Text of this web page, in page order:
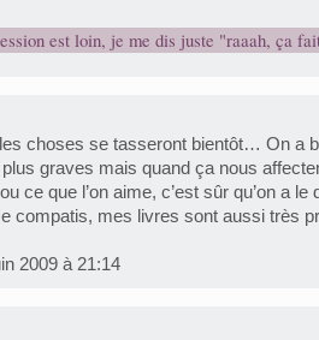
est loin, je me dis juste "raaah, ça
choses se tasseront bientôt… On a
graves mais quand ça nous
ce que l’on aime, c’est sûr qu’on a le
compatis, mes livres sont aussi très
2009 à 21:14